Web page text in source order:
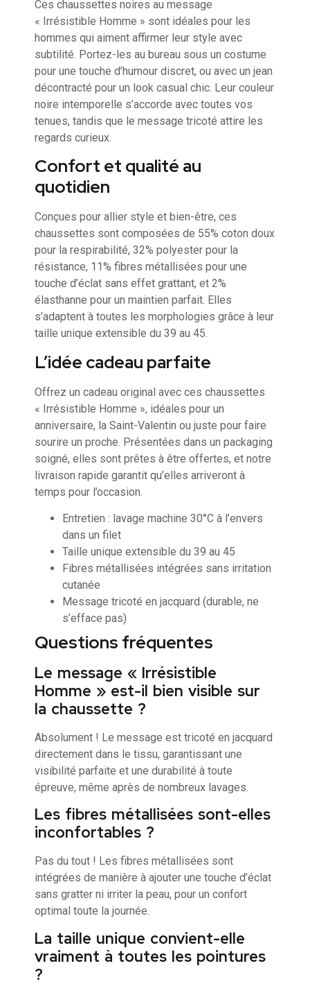
Ces chaussettes noires au message
« Irrésistible Homme » sont idéales pour les
hommes qui aiment affirmer leur style avec
subtilité. Portez-les au bureau sous un costume
pour une touche d’humour discret, ou avec un jean
décontracté pour un look casual chic. Leur couleur
noire intemporelle s’accorde avec toutes vos
tenues, tandis que le message tricoté attire les
regards curieux.
Confort et qualité au
quotidien
Conçues pour allier style et bien-être, ces
chaussettes sont composées de 55% coton doux
pour la respirabilité, 32% polyester pour la
résistance, 11% fibres métallisées pour une
touche d’éclat sans effet grattant, et 2%
élasthanne pour un maintien parfait. Elles
s’adaptent à toutes les morphologies grâce à leur
taille unique extensible du 39 au 45.
L’idée cadeau parfaite
Offrez un cadeau original avec ces chaussettes
« Irrésistible Homme », idéales pour un
anniversaire, la Saint-Valentin ou juste pour faire
sourire un proche. Présentées dans un packaging
soigné, elles sont prêtes à être offertes, et notre
livraison rapide garantit qu’elles arriveront à
temps pour l’occasion.
Entretien : lavage machine 30°C à l’envers
dans un filet
Taille unique extensible du 39 au 45
Fibres métallisées intégrées sans irritation
cutanée
Message tricoté en jacquard (durable, ne
s’efface pas)
Questions fréquentes
Le message « Irrésistible
Homme » est-il bien visible sur
la chaussette ?
Absolument ! Le message est tricoté en jacquard
directement dans le tissu, garantissant une
visibilité parfaite et une durabilité à toute
épreuve, même après de nombreux lavages.
Les fibres métallisées sont-elles
inconfortables ?
Pas du tout ! Les fibres métallisées sont
intégrées de manière à ajouter une touche d’éclat
sans gratter ni irriter la peau, pour un confort
optimal toute la journée.
La taille unique convient-elle
vraiment à toutes les pointures
?